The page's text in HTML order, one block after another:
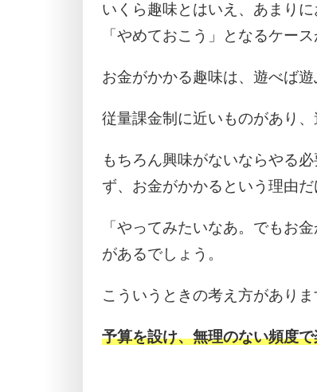
いくら趣味とはいえ、あまり
「やめておこう」となるケー
お金がかかる趣味は、遊べば遊
従量課金制に近いものがあり
もちろん興味がないならやる
ず、お金がかかるという理由だ
「やってみたいなあ。でもお
があるでしょう。
こういうときの考え方がありま
予算を設け、無理のない頻度